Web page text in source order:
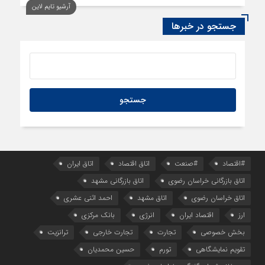
1 روز قبل
سود اقتصاد‌ها از هوش مصنوعی
آرشیو تایم لاین
جستجو در خبرها
#اقتصاد #صنعت اتاق اقتصاد
اتاق ایران
اتاق بازرگانی خراسان رضوی
اتاق بازرگانی مشهد
اتاق خراسان رضوی
اتاق مشهد
احمد اثنی عشری
ارز
اقتصاد ایران انرژی
بانک مرکزی
بخش خصوصی
تجارت تجارت خارجی
ترانزیت
تقویم نمایشگاهی
تورم
حسین محمدیان